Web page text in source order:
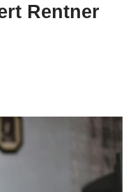
Rentner